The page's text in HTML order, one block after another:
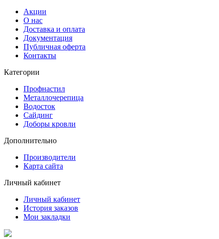
Акции
О нас
Доставка и оплата
Документация
Публичная оферта
Контакты
Категории
Профнастил
Металлочерепица
Водосток
Сайдинг
Доборы кровли
Дополнительно
Производители
Карта сайта
Личный кабинет
Личный кабинет
История заказов
Мои закладки